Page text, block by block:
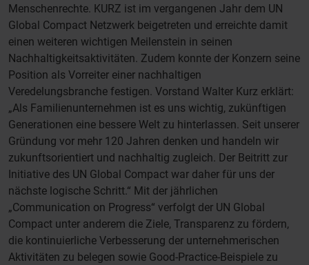
Menschenrechte. KURZ ist im vergangenen Jahr dem UN
Global Compact Netzwerk beigetreten und erreichte damit
einen weiteren wichtigen Meilenstein in seinen
Nachhaltigkeitsaktivitäten. Zudem konnte der Konzern seine
Position als Vorreiter einer nachhaltigen
Veredelungsbranche festigen. Vorstand Walter Kurz erklärt:
„Als Familienunternehmen ist es uns wichtig, zukünftigen
Generationen eine bessere Welt zu hinterlassen. Seit unserer
Gründung vor mehr 120 Jahren denken und handeln wir
zukunftsorientiert und nachhaltig zugleich. Der Beitritt zur
Initiative des UN Global Compact war daher für uns der
nächste logische Schritt.“ Mit der jährlichen
„Communication on Progress“ verfolgt der UN Global
Compact unter anderem die Ziele, Transparenz zu fördern,
die kontinuierliche Verbesserung der unternehmerischen
Aktivitäten zu belegen sowie Good-Practice-Beispiele zu